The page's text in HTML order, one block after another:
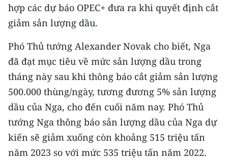
MEDIA CENTER
E-Magazine
Video
Media Chính trị
Media Kinh tế
Media Văn hóa
Media Xã hội
hợp các dự báo OPEC+ đưa ra khi quyết định cắt
giảm sản lượng dầu.
Phó Thủ tướng Alexander Novak cho biết, Nga
đã đạt mục tiêu về mức sản lượng dầu trong
tháng này sau khi thông báo cắt giảm sản lượng
500.000 thùng/ngày, tương đương 5% sản lượng
dầu của Nga, cho đến cuối năm nay. Phó Thủ
tướng Nga thông báo sản lượng dầu của Nga dự
kiến sẽ giảm xuống còn khoảng 515 triệu tấn
năm 2023 so với mức 535 triệu tấn năm 2022.